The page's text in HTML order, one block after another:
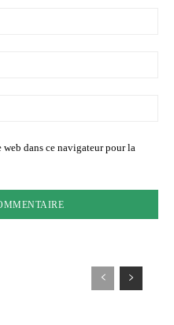
dans ce navigateur pour la